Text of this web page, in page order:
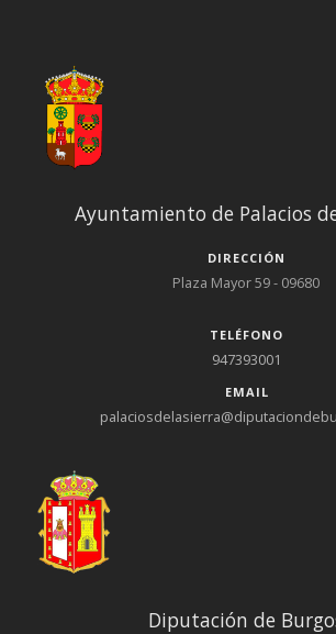
Ayuntamiento de Palacios
DIRECCIÓN
Plaza Mayor 59 - 09680
TELÉFONO
947393001
EMAIL
Diputación de